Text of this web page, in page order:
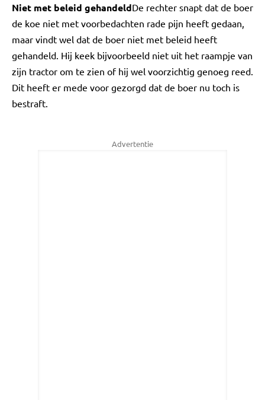
Niet met beleid gehandeldDe rechter snapt dat de boer
de koe niet met voorbedachten rade pijn heeft gedaan,
maar vindt wel dat de boer niet met beleid heeft
gehandeld. Hij keek bijvoorbeeld niet uit het raampje van
zijn tractor om te zien of hij wel voorzichtig genoeg reed.
Dit heeft er mede voor gezorgd dat de boer nu toch is
bestraft.
Advertentie